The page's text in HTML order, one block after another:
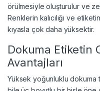
örülmesiyle oluşturulur ve
Renklerin kalıcılığı ve
kıyasla çok daha yüksektir.
Dokuma Etiketin
Avantajları
Yüksek yoğunluklu dokuma